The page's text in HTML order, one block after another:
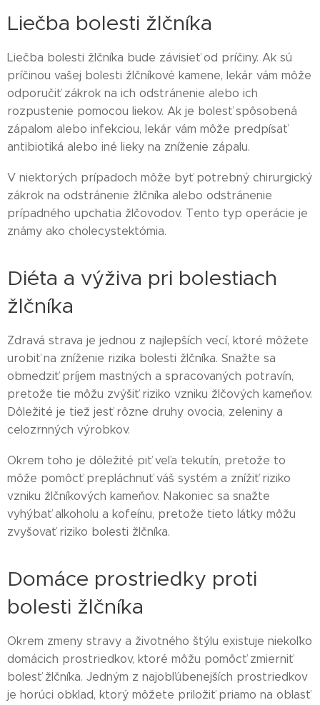
Liečba bolesti žlčníka
Liečba bolesti žlčníka bude závisieť od príčiny. Ak sú
príčinou vašej bolesti žlčníkové kamene, lekár vám môže
odporučiť zákrok na ich odstránenie alebo ich
rozpustenie pomocou liekov. Ak je bolesť spôsobená
zápalom alebo infekciou, lekár vám môže predpísať
antibiotiká alebo iné lieky na zníženie zápalu.
V niektorých prípadoch môže byť potrebný chirurgický
zákrok na odstránenie žlčníka alebo odstránenie
prípadného upchatia žlčovodov. Tento typ operácie je
známy ako cholecystektómia.
Diéta a výživa pri bolestiach
žlčníka
Zdravá strava je jednou z najlepších vecí, ktoré môžete
urobiť na zníženie rizika bolesti žlčníka. Snažte sa
obmedziť príjem mastných a spracovaných potravín,
pretože tie môžu zvýšiť riziko vzniku žlčových kameňov.
Dôležité je tiež jesť rôzne druhy ovocia, zeleniny a
celozrnných výrobkov.
Okrem toho je dôležité piť veľa tekutín, pretože to
môže pomôcť prepláchnuť váš systém a znížiť riziko
vzniku žlčníkových kameňov. Nakoniec sa snažte
vyhýbať alkoholu a kofeínu, pretože tieto látky môžu
zvyšovať riziko bolesti žlčníka.
Domáce prostriedky proti
bolesti žlčníka
Okrem zmeny stravy a životného štýlu existuje niekoľko
domácich prostriedkov, ktoré môžu pomôcť zmierniť
bolesť žlčníka. Jedným z najobľúbenejších prostriedkov
je horúci obklad, ktorý môžete priložiť priamo na oblasť